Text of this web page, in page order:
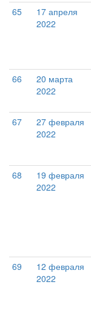
65
17 апреля
2022
66
20 марта
2022
67
27 февраля
2022
68
19 февраля
2022
69
12 февраля
2022